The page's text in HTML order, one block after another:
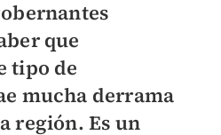
que
tipo de
mucha derrama
región. Es un